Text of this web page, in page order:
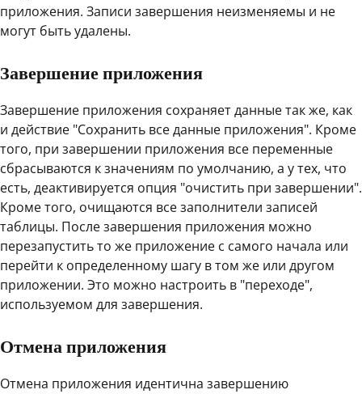
приложения. Записи завершения неизменяемы и не
могут быть удалены.
Завершение приложения
Завершение приложения сохраняет данные так же, как
и действие "Сохранить все данные приложения". Кроме
того, при завершении приложения все переменные
сбрасываются к значениям по умолчанию, а у тех, что
есть, деактивируется опция "очистить при завершении".
Кроме того, очищаются все заполнители записей
таблицы. После завершения приложения можно
перезапустить то же приложение с самого начала или
перейти к определенному шагу в том же или другом
приложении. Это можно настроить в "переходе",
используемом для завершения.
Отмена приложения
Отмена приложения идентична завершению